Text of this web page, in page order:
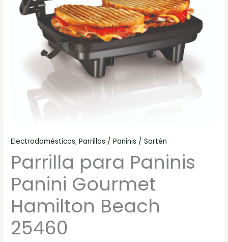
Electrodomésticos,Parrillas / Paninis / Sartén
Parrilla para Paninis
Panini Gourmet
Hamilton Beach
25460